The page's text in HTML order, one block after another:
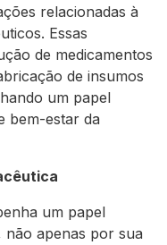
relacionadas à
Essas
de medicamentos
de insumos
um papel
bem-estar da
um papel
apenas por sua